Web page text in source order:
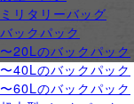
ミリタリーバッグ
バックパック
〜20Lのバックパック
〜40Lのバックパック
〜60Lのバックパック